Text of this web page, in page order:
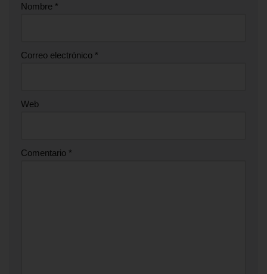
Nombre *
Correo electrónico *
Web
Comentario *